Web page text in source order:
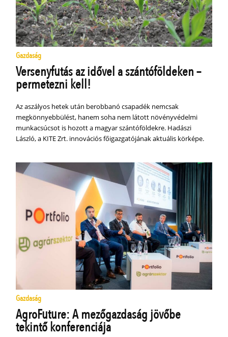
Gazdaság
Versenyfutás az idővel a szántóföldeken –
permetezni kell!
Az aszályos hetek után berobbanó csapadék nemcsak
megkönnyebbülést, hanem soha nem látott növényvédelmi
munkacsúcsot is hozott a magyar szántóföldekre. Hadászi
László, a KITE Zrt. innovációs főigazgatójának aktuális körképe.
Gazdaság
AgroFuture: A mezőgazdaság jövőbe
tekintő konferenciája